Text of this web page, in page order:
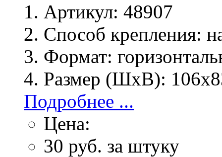
Артикул: 48907
Способ крепления:
Формат:
Размер (ШхВ):
Подробнее ...
Цена:
30 руб. за штуку